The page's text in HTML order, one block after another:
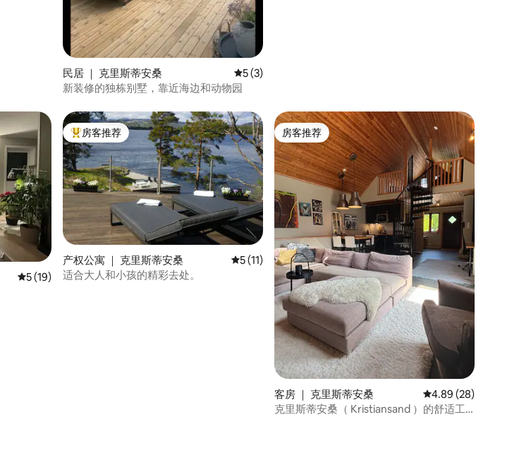
民居 ｜ 克里斯蒂安桑 平均评分 5 分（满分 5 分），共 3 条评价
5 (3)
新装修的独栋别墅，靠近海边和动物园
平均评分 5 分（满分 5 分），共 19 条评价
5 (19)
热门「房客推荐」
房客推荐
产权公寓 ｜ 克里斯蒂安桑 平均评分 5 分（满分 5 分），共 11 条评价
5 (11)
适合大人和小孩的精彩去处。
房客推荐
房客推荐
客房 ｜ 克里斯蒂安桑 平均评分 4.89 分（满
4.89 (28)
克里斯蒂安桑（ Kristiansand ）的舒适工